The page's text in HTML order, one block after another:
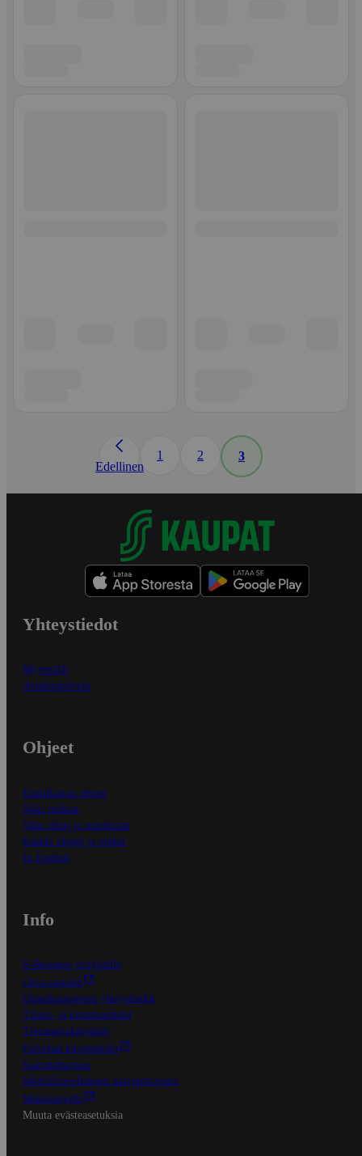
Edellinen
1 2 3
Yhteystiedot
Myymälät
Asiakaspalvelu
Ohjeet
Ensitilaajan ohjeet
Näin maksat
Näin tilaat ja muokkaat
Kaikki ohjeet ja vinkit
In English
Info
S-Business yrityksille
Oiva-raportit
Osuuskauppojen yhteystiedot
Tilaus- ja toimitusehdot
Tietosuojakäytäntö
Palvelun käyttöehdot
Saavutettavuus
Mobiilisovelluksen saavutettavuus
Mainostajalle
Muuta evästeasetuksia